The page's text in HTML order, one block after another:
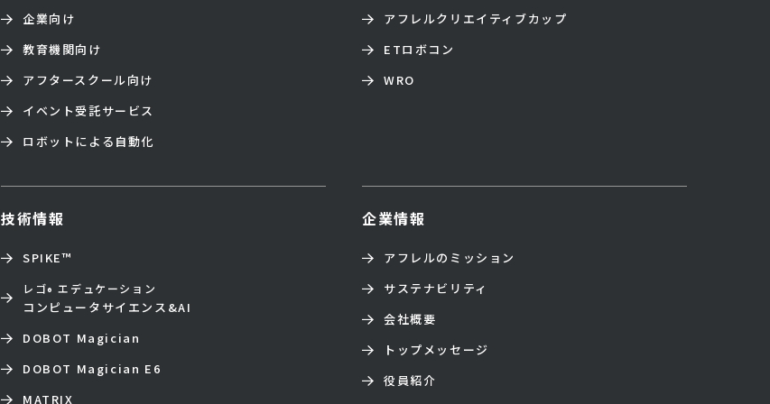
企業向け
教育機関向け
アフタースクール向け
イベント受託サービス
ロボットによる自動化
アフレルクリエイティブカップ
ETロボコン
WRO
技術情報
SPIKE™
レゴ® エデュケーション
コンピュータサイエンス&AI
DOBOT Magician
DOBOT Magician E6
MATRIX
企業情報
アフレルのミッション
サステナビリティ
会社概要
トップメッセージ
役員紹介